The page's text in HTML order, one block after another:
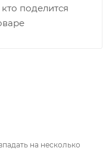
поделится
на несколько